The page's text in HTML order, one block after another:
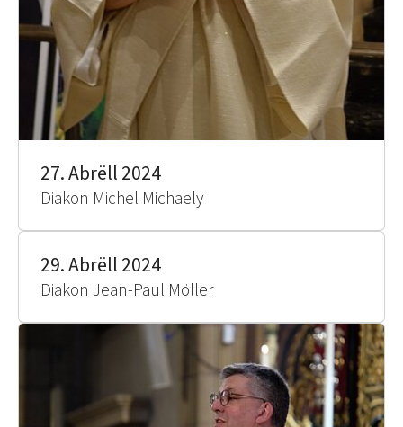
27. Abrëll 2024
Diakon Michel Michaely
29. Abrëll 2024
Diakon Jean-Paul Möller